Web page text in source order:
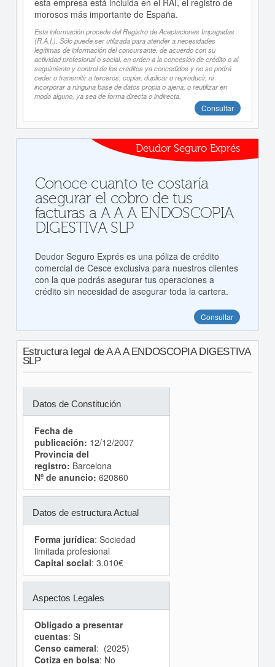
esta empresa está incluida en el RAI, el registro de
morosos más importante de España.
Esta información procede del Registro de Aceptaciones Impagadas
(R.A.I.). Sólo puede ser utilizada para atender a necesidades
legítimas de información del concursante, de acuerdo con su
actividad profesional o social, en orden a la concesión de crédito o al
seguimiento y control de los créditos ya concedidos y no se podrá
ceder o transmitir a terceros, copiar, duplicar o reproducir, ni
incorporar a ninguna base de datos propia o ajena, o reutilizar en
modo alguno, ya sea de forma directa o indirecta.
Consultar
Deudor Seguro Exprés
Conoce cuanto te costaría
asegurar el cobro de tus
facturas a A A A ENDOSCOPIA
DIGESTIVA SLP
Deudor Seguro Exprés es una póliza de crédito
comercial de Cesce exclusiva para nuestros clientes
con la que podrás asegurar tus operaciones a
crédito sin necesidad de asegurar toda la cartera.
Consultar
Estructura legal de A A A ENDOSCOPIA DIGESTIVA
SLP
Datos de Constitución
Fecha de
publicación: 12/12/2007
Provincia del
registro: Barcelona
Nº de anuncio: 620860
Datos de estructura Actual
Forma jurídica: Sociedad
limitada profesional
Capital social: 3.010€
Aspectos Legales
Obligado a presentar
cuentas: Si
Censo cameral: (2025)
Cotiza en bolsa: No